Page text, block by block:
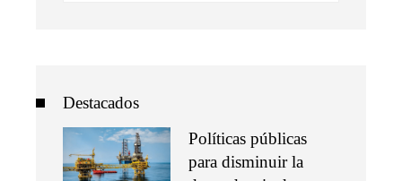
Destacados
Políticas públicas
para disminuir la